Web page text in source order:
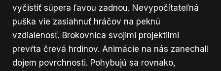
vyčistiť súpera ľavou zadnou. Nevypočítateľná
puška vie zasiahnuť hráčov na peknú
vzdialenosť. Brokovnica svojimi projektilmi
prevŕta črevá hrdinov. Animácie na nás zanechali
dojem povrchnosti. Pohybujú sa rovnako,